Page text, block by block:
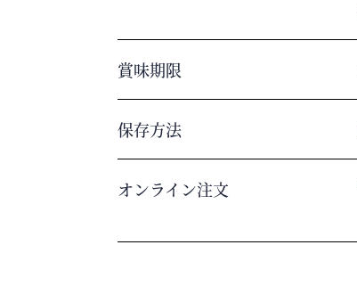
賞味期限
保存方法
オンライン注文